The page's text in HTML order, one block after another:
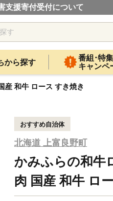
支援寄付受付について
から探す
番組･特集
キャンペ
産 和牛 ロース すき焼き
おすすめ自治体
北海道 上富良野町
かみふらの和牛
肉 国産 和牛 ロ